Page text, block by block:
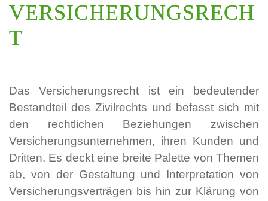
VERSICHERUNGSRECH
T
Das Versicherungsrecht ist ein bedeutender
Bestandteil des Zivilrechts und befasst sich mit
den rechtlichen Beziehungen zwischen
Versicherungsunternehmen, ihren Kunden und
Dritten. Es deckt eine breite Palette von Themen
ab, von der Gestaltung und Interpretation von
Versicherungsverträgen bis hin zur Klärung von